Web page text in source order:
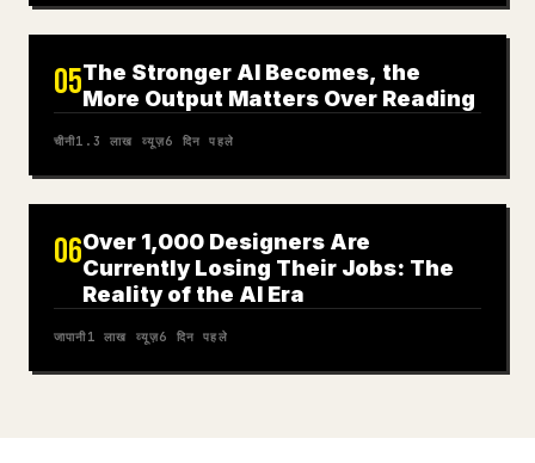
05The Stronger AI Becomes, the
More Output Matters Over Reading
चीनी1.3 लाख व्यूज़6 दिन पहले
06Over 1,000 Designers Are
Currently Losing Their Jobs: The
Reality of the AI Era
जापानी1 लाख व्यूज़6 दिन पहले